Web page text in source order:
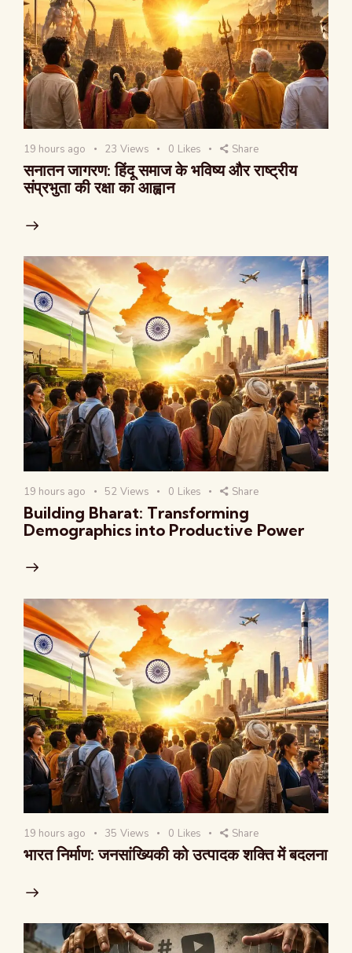
19 hours ago 23 Views 0 Likes Share
सनातन जागरण: हिंदू समाज के भविष्य और राष्ट्रीय
संप्रभुता की रक्षा का आह्वान
19 hours ago 52 Views 0 Likes Share
Building Bharat: Transforming
Demographics into Productive Power
19 hours ago 35 Views 0 Likes Share
भारत निर्माण: जनसांख्यिकी को उत्पादक शक्ति में बदलना